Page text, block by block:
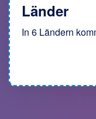
Länder
In 6 Ländern